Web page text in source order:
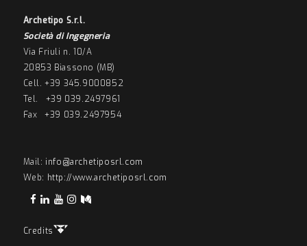
Archetipo S.r.l.
Società di Ingegneria
Via Friuli n. 10/A
20853 Biassono (MB)
Cell. +39 345.9000852
Tel. +39 039.2497961
Fax +39 039.2497954
Mail: info@archetiposrl.com
Web: http://www.archetiposrl.com
Credits